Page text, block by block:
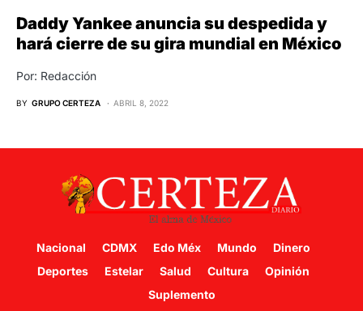
Daddy Yankee anuncia su despedida y
hará cierre de su gira mundial en México
Por: Redacción
BY GRUPO CERTEZA ABRIL 8, 2022
Nacional CDMX Edo Méx Mundo
Dinero
Deportes
Estelar Salud Cultura
Opinión
Suplemento